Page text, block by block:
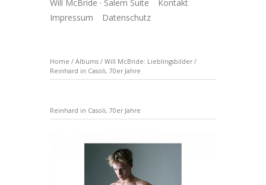
Will McBride · Salem Suite
Kontakt
Impressum
Datenschutz
Home / Albums / Will McBride: Lieblingsbilder/
Reinhard in Casoli, 70er Jahre
Reinhard in Casoli, 70er Jahre